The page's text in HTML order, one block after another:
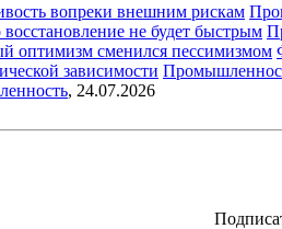
вопреки внешним рискам
не будет быстрым
оптимизм сменился пессимизмом
зависимости
, 24.07.2026